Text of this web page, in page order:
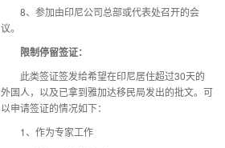
8、参加由印尼公司总部或代表处召开的会
议。
限制停留签证：
此类签证签发给希望在印尼居住超过30天的
外国人，以及已拿到雅加达移民局发出的批文。可
以申请签证的情况如下：
1、作为专家工作